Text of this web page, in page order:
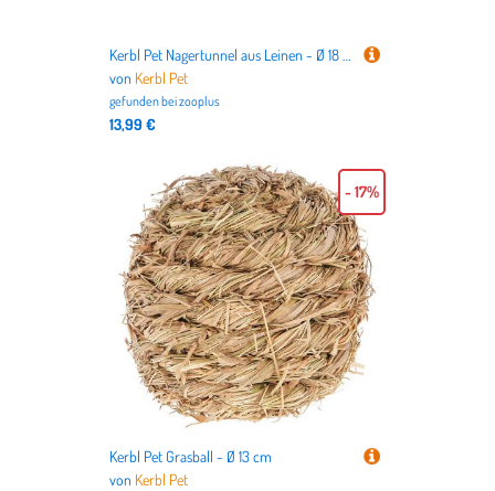
Kerbl Pet Nagertunnel aus Leinen - Ø 18 x L 50 cm
von Kerbl Pet
gefunden beizooplus
13,99 €
Kerbl Pet Grasball - Ø 13 cm
von Kerbl Pet
- 17%